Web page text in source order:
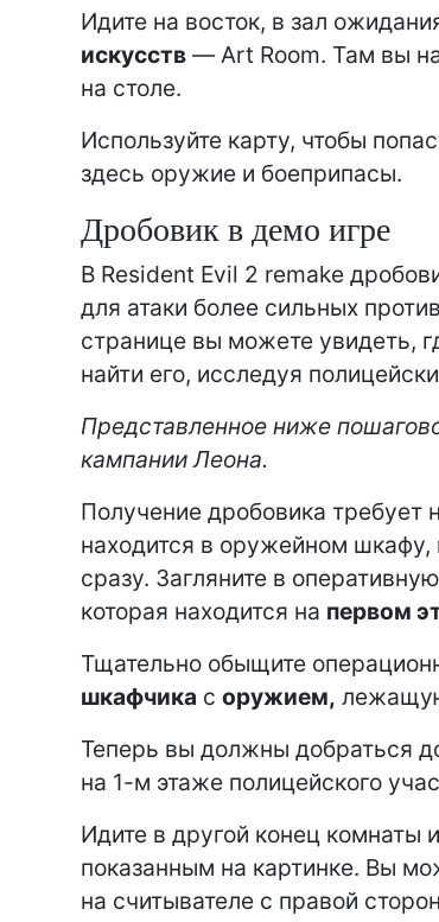
Идите на восток, в зал
искусств — Art Room. Там вы
на столе.
Используйте карту, чтобы
здесь оружие и боеприпасы.
Дробовик в демо игре
В Resident Evil 2 remake
для атаки более сильных
странице вы можете увидеть,
найти его, исследуя
Представленное ниже
кампании Леона.
Получение дробовика требует
находится в оружейном
сразу. Загляните в
которая находится на первом
Тщательно обыщите
шкафчика с оружием,
Теперь вы должны добраться
на 1-м этаже полицейского
Идите в другой конец
показанным на картинке. Вы
на считывателе с правой